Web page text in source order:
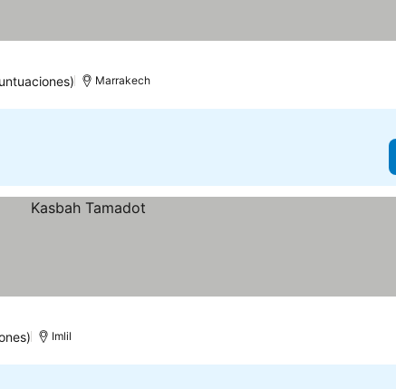
Marrakech
Imlil